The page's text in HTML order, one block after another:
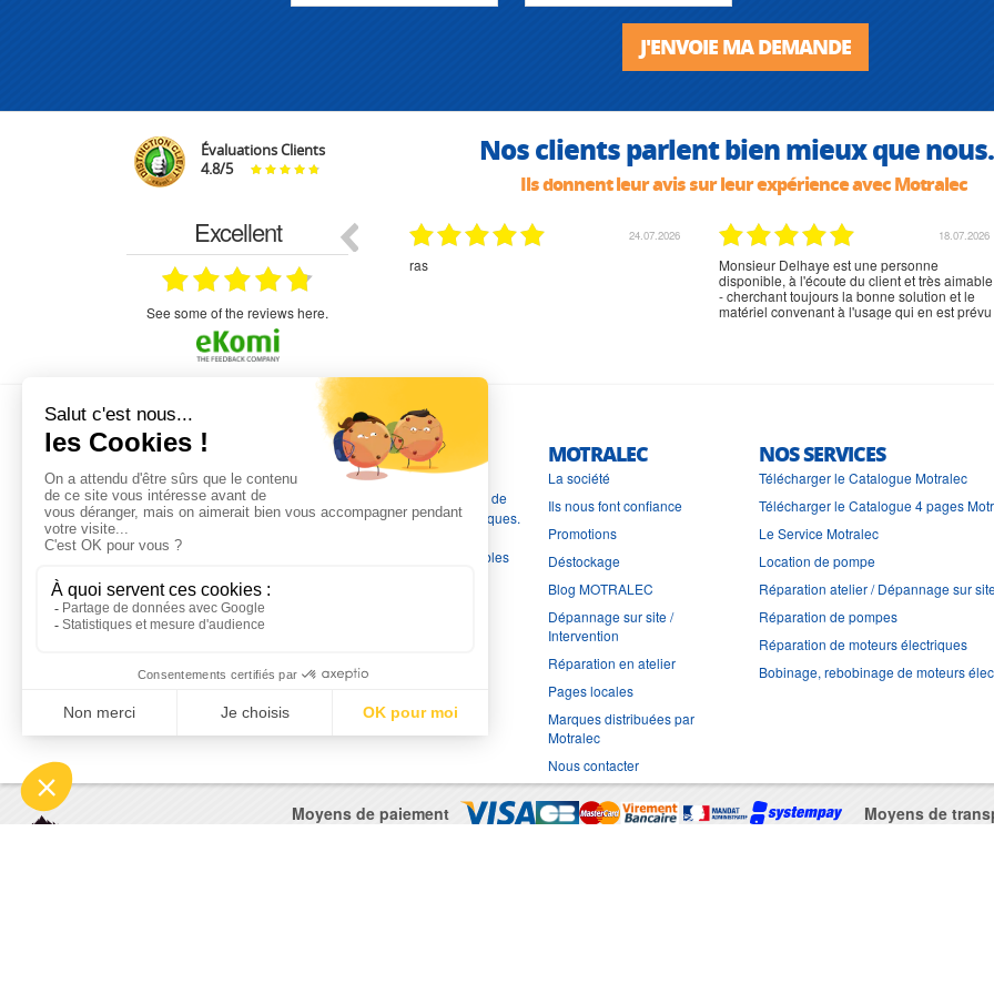
J'ENVOIE MA DEMANDE
Évaluations Clients
4.8/5 Nos clients parlent bien mieux que
Ils donnent leur avis sur leur expérience avec Motralec
Excellent
see some of the reviews here.
07.07.2026
bien rien a dire .what else
02.07.2026
RAS
02.07.2026
rien à signaler, très content
L'EXPERTISE MOTRALEC
Depuis 1976, nous sommes
les spécialistes numéro 1 en
Franceen pompes de relevage, station de relevage, pompe de
chauffage, suppression, forage, immergée et moteurs électriques.
Nous assurons
dépannage
, tout en travaillant avec les marques les plus fiables
MOTRALEC
La société
Ils nous font confiance
Promotions
Déstockage
Blog MOTRALEC
Dépannage sur site /
Intervention
Réparation en atelier
Pages locales
Marques distribuées par
Motralec
Nous contacter
NOS SERVICES
Télécharger le Catalogue Motralec
Télécharger le Catalogue 4 pages
Le Service Motralec
Location de pompe
Réparation atelier / Dépannage sur
Réparation de pompes
Réparation de moteurs électriques
Bobinage, rebobinage de moteurs
Moyens de paiement Moyens de